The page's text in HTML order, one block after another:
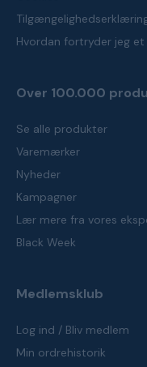
Hvordan fortryder jeg et
Over 100.000
Se alle produkter
Varemærker
Nyheder
Kampagner
Lær mere fra vores
Black Week
Medlemsklub
Log ind / Bliv medlem
Min ordrehistorik